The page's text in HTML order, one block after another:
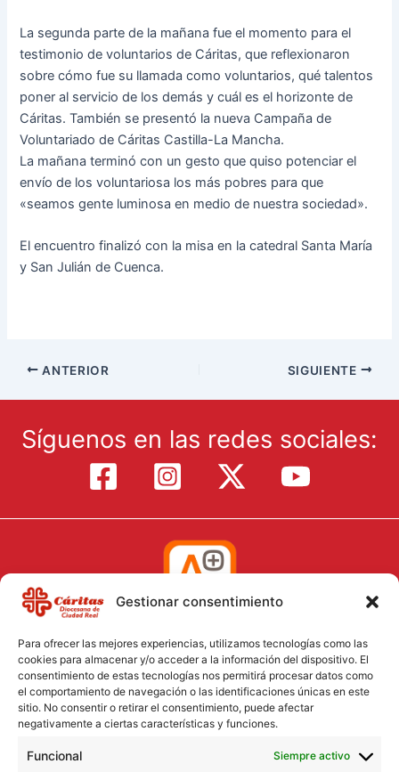
Gestionar consentimiento
Para ofrecer las mejores experiencias, utilizamos tecnologías como las
cookies para almacenar y/o acceder a la información del dispositivo. El
consentimiento de estas tecnologías nos permitirá procesar datos como
el comportamiento de navegación o las identificaciones únicas en este
sitio. No consentir o retirar el consentimiento, puede afectar
negativamente a ciertas características y funciones.
Funcional Siempre activo
La segunda parte de la mañana fue el momento para el
testimonio de voluntarios de Cáritas, que reflexionaron
sobre cómo fue su llamada como voluntarios, qué talentos
poner al servicio de los demás y cuál es el horizonte de
Cáritas. También se presentó la nueva Campaña de
Voluntariado de Cáritas Castilla-La Mancha.
La mañana terminó con un gesto que quiso potenciar el
envío de los voluntariosa los más pobres para que
«seamos gente luminosa en medio de nuestra sociedad».
El encuentro finalizó con la misa en la catedral Santa María
y San Julián de Cuenca.
ANTERIOR SIGUIENTE
Síguenos en las redes sociales:
Aviso Legal
Política de Cookies